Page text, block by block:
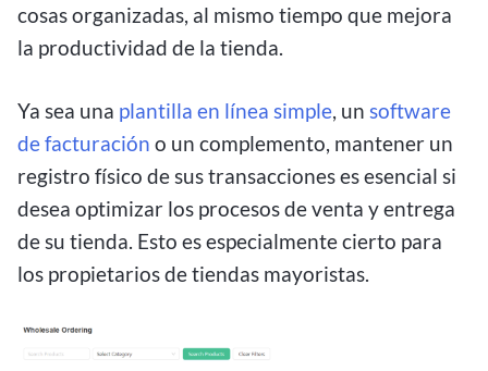
cosas organizadas, al mismo tiempo que mejora
la productividad de la tienda.
Ya sea una plantilla en línea simple, un software
de facturación o un complemento, mantener un
registro físico de sus transacciones es esencial si
desea optimizar los procesos de venta y entrega
de su tienda. Esto es especialmente cierto para
los propietarios de tiendas mayoristas.